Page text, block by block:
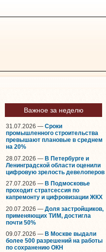
Важное за неделю
31.07.2026 — Сроки
промышленного строительства
превышают плановые в среднем
на 20%
28.07.2026 — В Петербурге и
Ленинградской области оценили
цифровую зрелость девелоперов
27.07.2026 — В Подмосковье
проходит стратсессия по
капремонту и цифровизации ЖКХ
20.07.2026 — Доля застройщиков,
применяющих ТИМ, достигла
почти 50%
09.07.2026 — В Москве выдали
более 500 разрешений на работы
по сохранению ОКН